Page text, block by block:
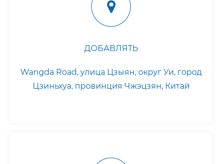
ДОБАВЛЯТЬ
Wangda Road, улица Цзыян, округ Уи, город
Цзиньхуа, провинция Чжэцзян, Китай